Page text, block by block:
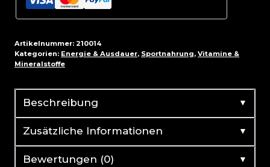
Tabletten
Menge
Artikelnummer: 210014
Kategorien: Energie & Ausdauer, Sportnahrung, Vitamine &
Mineralstoffe
Beschreibung ▼
Zusätzliche Informationen ▼
Bewertungen (0) ▼